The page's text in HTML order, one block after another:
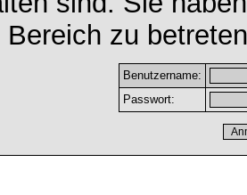
Bereich zu
Benutzername:
Passwort: